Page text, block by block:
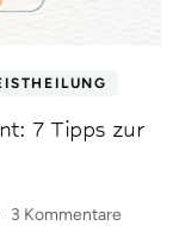
7 Tipps zur
3 Kommentare